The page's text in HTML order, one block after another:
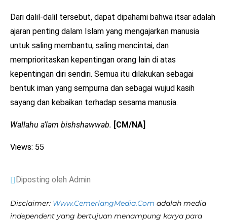
Dari dalil-dalil tersebut, dapat dipahami bahwa itsar adalah
ajaran penting dalam Islam yang mengajarkan manusia
untuk saling membantu, saling mencintai, dan
memprioritaskan kepentingan orang lain di atas
kepentingan diri sendiri. Semua itu dilakukan sebagai
bentuk iman yang sempurna dan sebagai wujud kasih
sayang dan kebaikan terhadap sesama manusia.
Wallahu a’lam bishshawwab. [CM/NA]
Views: 55
Diposting oleh Admin
Disclaimer: Www.CemerlangMedia.Com adalah media
independent yang bertujuan menampung karya para